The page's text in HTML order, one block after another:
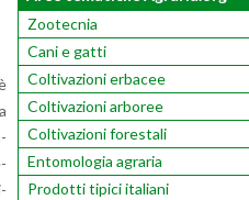
Zootecnia
Cani e gatti
Coltivazioni erbacee
Coltivazioni arboree
Coltivazioni forestali
Entomologia agraria
Prodotti tipici italiani